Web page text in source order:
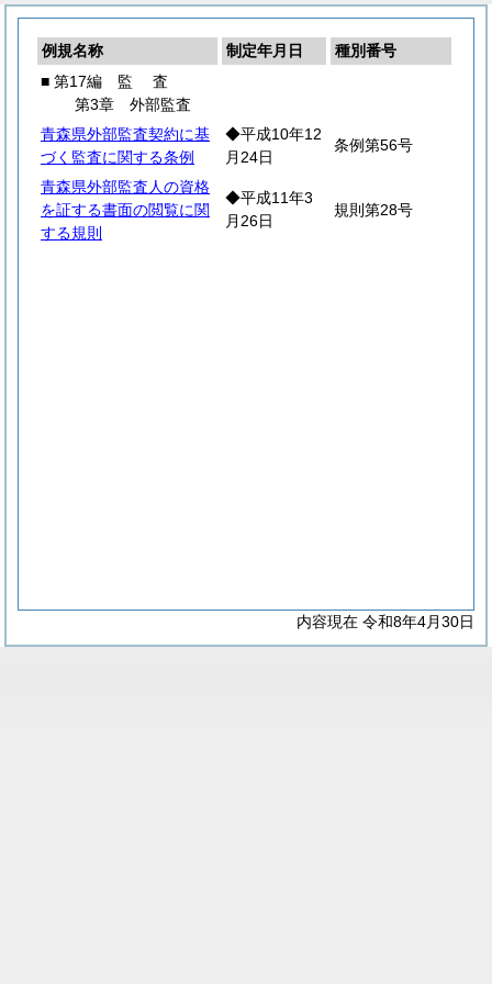
例規名称 制定年月日
種別番号
■ 第17編 監 査
第3章 外部監査
青森県外部監査契約に基
づく監査に関する条例
◆平成10年12
月24日
条例第56号
青森県外部監査人の資格
を証する書面の閲覧に関
する規則
◆平成11年3
月26日
規則第28号
内容現在 令和8年4月30日